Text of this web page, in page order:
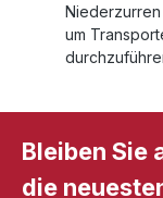
um
Bleiben Sie
die